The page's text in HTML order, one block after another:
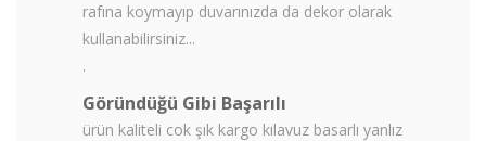
rafına koymayıp duvarınızda da dekor olarak
kullanabilirsiniz...
.
Göründüğü Gibi Başarılı
ürün kaliteli cok şık kargo kılavuz basarlı yanlız